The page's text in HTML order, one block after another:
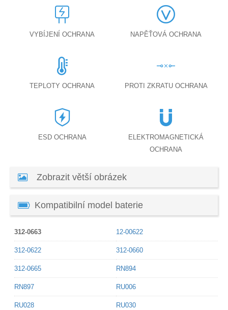
VYBÍJENÍ OCHRANA NAPĚŤOVÁ OCHRANA
TEPLOTY OCHRANA PROTI ZKRATU OCHRANA
ESD OCHRANA
ELEKTROMAGNETICKÁ
OCHRANA
Zobrazit větší obrázek
Kompatibilní model baterie
312-0663 12-00622
312-0622 312-0660
312-0665 RN894
RN897 RU006
RU028 RU030